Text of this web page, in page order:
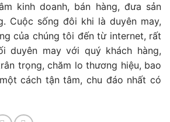
kinh doanh, bán hàng, đưa sản
Cuộc sống đôi khi là duyên may,
của chúng tôi đến từ internet, rất
duyên may với quý khách hàng,
trọng, chăm lo thương hiệu, bao
cách tận tâm, chu đáo nhất có